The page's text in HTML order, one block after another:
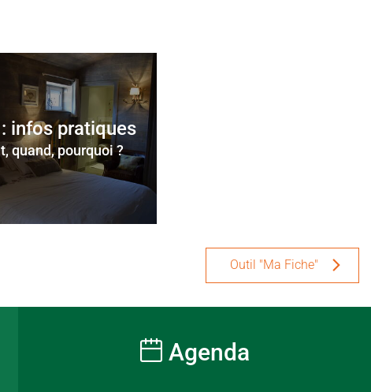
infos pratiques
quand, pourquoi ?
Outil "Ma Fiche"
Agenda